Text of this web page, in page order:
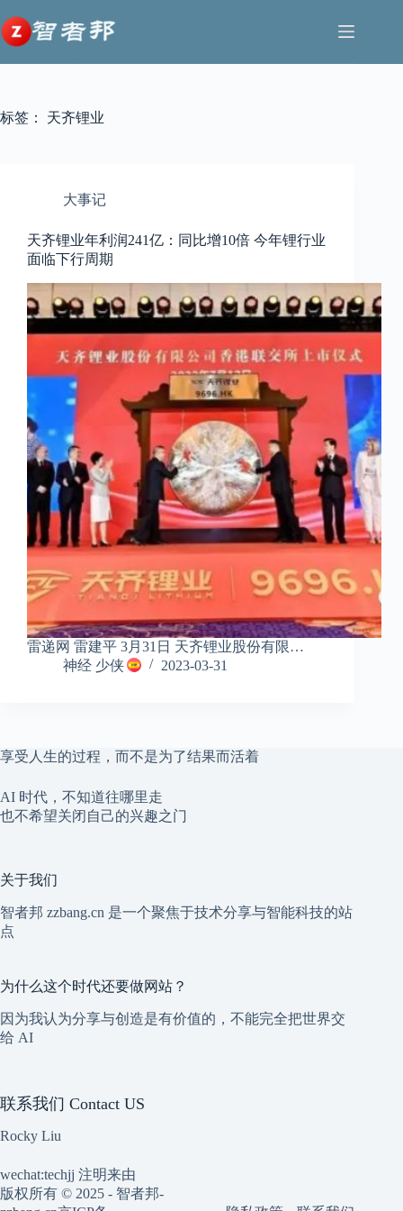
至
内
容
标签： 天齐锂业
大事记
天齐锂业年利润241亿：同比增10倍 今年锂行业
面临下行周期
雷递网 雷建平 3月31日 天齐锂业股份有限…
神经 少侠
2023-03-31
享受人生的过程，而不是为了结果而活着
AI 时代，不知道往哪里走
也不希望关闭自己的兴趣之门
关于我们
智者邦 zzbang.cn 是一个聚焦于技术分享与智能科技的站
点
为什么这个时代还要做网站？
因为我认为分享与创造是有价值的，不能完全把世界交
给 AI
联系我们 Contact US
Rocky Liu
wechat:techjj 注明来由
版权所有 © 2025 - 智者邦-